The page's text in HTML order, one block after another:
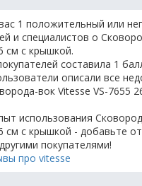
1 положительный или
и специалистов о
см с крышкой.
составила 1
описали все
вок Vitesse VS-7655
использования
см с крышкой - добавьте
покупателями!
про vitesse